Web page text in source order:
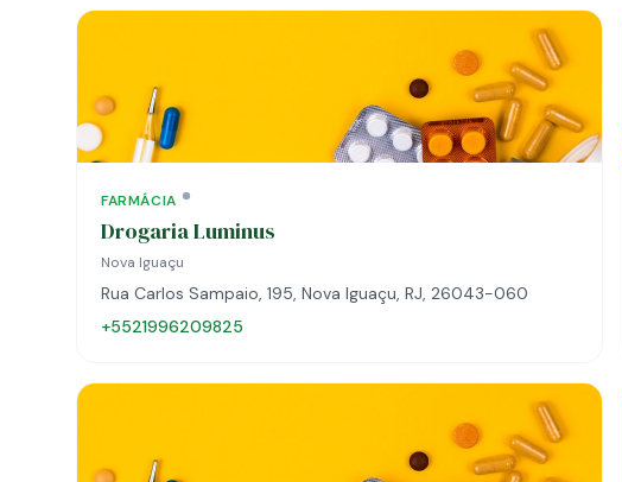
FARMÁCIA
Drogaria Luminus
Nova Iguaçu
Rua Carlos Sampaio, 195, Nova Iguaçu, RJ, 26043-060
+5521996209825